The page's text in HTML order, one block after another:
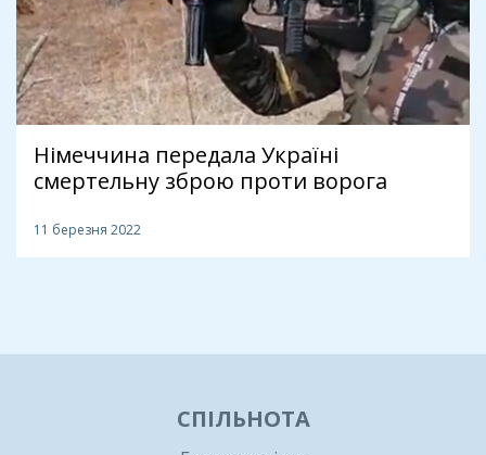
Німеччина передала Україні
cмертельну зброю проти ворога
11 березня 2022
СПІЛЬНОТА